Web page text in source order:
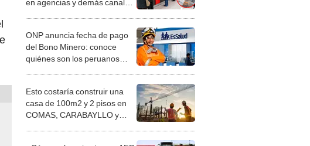
de atención en Perú
del Bono Minero: conoce
quiénes son los peruanos
beneficiarios y los pasos para
cobrarlo, vía Banco de la
casa de 100m2 y 2 pisos en
COMAS, CARABAYLLO y
otros distritos de LIMA
NORTE